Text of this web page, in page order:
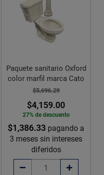
Paquete sanitario Oxford
color marfil marca Cato
$5,696.29
$4,159.00
27% de descuento
$1,386.33 pagando a
3 meses sin intereses
diferidos